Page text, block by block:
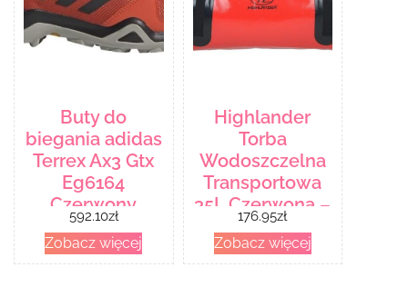
Buty do
biegania adidas
Terrex Ax3 Gtx
Eg6164
Czerwony
592.10zł
Zobacz więcej
Highlander
Torba
Wodoszczelna
Transportowa
35L Czerwona –
Czerwony
176.95zł
Zobacz więcej